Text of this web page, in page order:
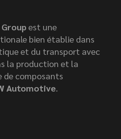
est une
bien établie dans
et du transport avec
la production et la
de composants
Automotive.